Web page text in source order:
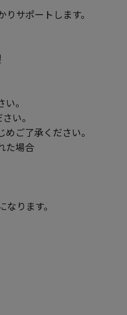
サポートします。
。
い。
ご了承ください。
た場合
ります。